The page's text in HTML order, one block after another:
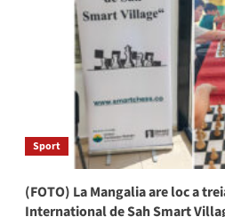
Sport
(FOTO) La Mangalia are loc a
Internațional de Șah Smart